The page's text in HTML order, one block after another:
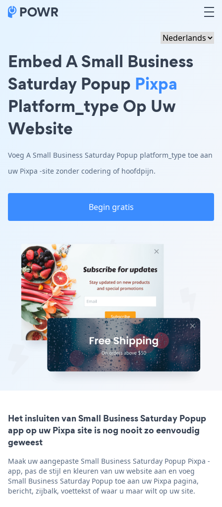
Embed A Small Business
Saturday Popup Pixpa
Platform_type Op Uw
Website
Voeg A Small Business Saturday Popup platform_type toe aan
uw Pixpa -site zonder codering of hoofdpijn.
Begin gratis
Het insluiten van Small Business Saturday Popup
app op uw Pixpa site is nog nooit zo eenvoudig
geweest
Maak uw aangepaste Small Business Saturday Popup Pixpa -
app, pas de stijl en kleuren van uw website aan en voeg
Small Business Saturday Popup toe aan uw Pixpa pagina,
bericht, zijbalk, voettekst of waar u maar wilt op uw site.